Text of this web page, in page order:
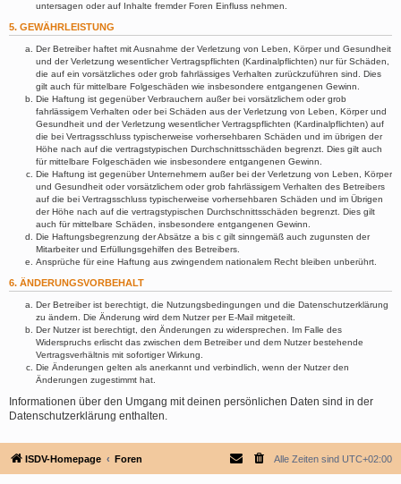
untersagen oder auf Inhalte fremder Foren Einfluss nehmen.
5. GEWÄHRLEISTUNG
Der Betreiber haftet mit Ausnahme der Verletzung von Leben, Körper und Gesundheit
und der Verletzung wesentlicher Vertragspflichten (Kardinalpflichten) nur für Schäden,
die auf ein vorsätzliches oder grob fahrlässiges Verhalten zurückzuführen sind. Dies
gilt auch für mittelbare Folgeschäden wie insbesondere entgangenen Gewinn.
Die Haftung ist gegenüber Verbrauchern außer bei vorsätzlichem oder grob
fahrlässigem Verhalten oder bei Schäden aus der Verletzung von Leben, Körper und
Gesundheit und der Verletzung wesentlicher Vertragspflichten (Kardinalpflichten) auf
die bei Vertragsschluss typischerweise vorhersehbaren Schäden und im übrigen der
Höhe nach auf die vertragstypischen Durchschnittsschäden begrenzt. Dies gilt auch
für mittelbare Folgeschäden wie insbesondere entgangenen Gewinn.
Die Haftung ist gegenüber Unternehmern außer bei der Verletzung von Leben, Körper
und Gesundheit oder vorsätzlichem oder grob fahrlässigem Verhalten des Betreibers
auf die bei Vertragsschluss typischerweise vorhersehbaren Schäden und im Übrigen
der Höhe nach auf die vertragstypischen Durchschnittsschäden begrenzt. Dies gilt
auch für mittelbare Schäden, insbesondere entgangenen Gewinn.
Die Haftungsbegrenzung der Absätze a bis c gilt sinngemäß auch zugunsten der
Mitarbeiter und Erfüllungsgehilfen des Betreibers.
Ansprüche für eine Haftung aus zwingendem nationalem Recht bleiben unberührt.
6. ÄNDERUNGSVORBEHALT
Der Betreiber ist berechtigt, die Nutzungsbedingungen und die Datenschutzerklärung
zu ändern. Die Änderung wird dem Nutzer per E-Mail mitgeteilt.
Der Nutzer ist berechtigt, den Änderungen zu widersprechen. Im Falle des
Widerspruchs erlischt das zwischen dem Betreiber und dem Nutzer bestehende
Vertragsverhältnis mit sofortiger Wirkung.
Die Änderungen gelten als anerkannt und verbindlich, wenn der Nutzer den
Änderungen zugestimmt hat.
Informationen über den Umgang mit deinen persönlichen Daten sind in der
Datenschutzerklärung enthalten.
ISDV-Homepage Foren Alle Zeiten sind UTC+02:00